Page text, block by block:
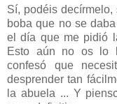
Sí, podéis
boba que no se
el día que me pidió
Esto aún no os lo
confesó que
desprender tan
la abuela ... Y